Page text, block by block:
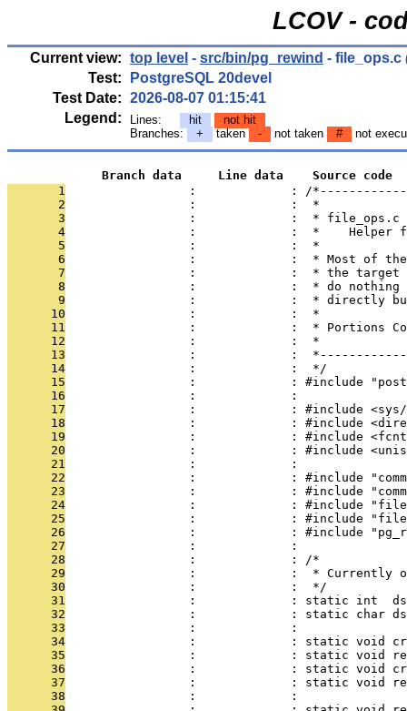
LCOV -
Current view: top level - src/bin/pg_rewind - file_ops.c
Test:
PostgreSQL 20devel
Test Date: 2026-08-07 01:15:41
Legend:
Lines: hit
not hit
Branches:
+ taken - not taken # not
             Branch data     Line data    Source code
       1
:             : /
       2
                 :             :  *
       3
                 :             :  * file_ops.c
       4
:             :  *    Helper
       5
                 :             :  *
       6
:             :  * Most of
       7
:             :  * the
       8
:             :  * do
       9
:             :  * directly
      10
                 :             :  *
      11
:             :  * Portions
      12
                 :             :  *
      13
:             :
      14
                 :             :  */
      15
:             : #include
      16
                 :             :
      17
:             : #include
      18
:             : #include
      19
:             : #include
      20
:             : #include
      21
                 :             :
      22
:             : #include
      23
:             : #include
      24
:             : #include
      25
:             : #include
      26
:             : #include
      27
                 :             :
      28
                 :             : /*
      29
:             :  * Currently
      30
                 :             :  */
      31
:             : static int
      32
:             : static char
      33
                 :             :
      34
:             : static void
      35
:             : static void
      36
:             : static void
      37
:             : static void
      38
                 :             :